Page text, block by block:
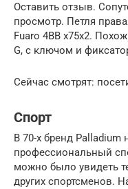
Оставить отзыв.
просмотр. Петля
Fuaro 4BB x75x2.
G, с ключом и
Сейчас смотрят:
Спорт
В 70-х бренд
профессиональный
можно было увидеть
других спортсменов.